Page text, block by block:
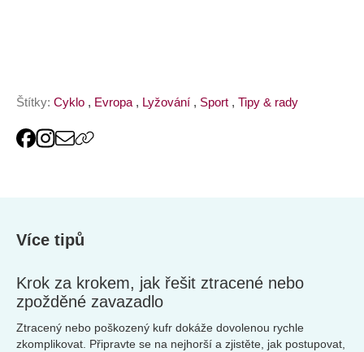
Štítky: Cyklo , Evropa , Lyžování , Sport , Tipy & rady
Více tipů
Krok za krokem, jak řešit ztracené nebo
zpožděné zavazadlo
Ztracený nebo poškozený kufr dokáže dovolenou rychle
zkomplikovat. Připravte se na nejhorší a zjistěte, jak postupovat,